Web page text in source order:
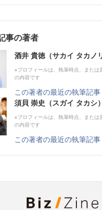
事の著者
酒井 貴徳（サカイ タカノ
※プロフィールは、執筆時点、または
の内容です
この著者の最近の執筆記事
須貝 崇史（スガイ タカシ）
※プロフィールは、執筆時点、または
の内容です
この著者の最近の執筆記事